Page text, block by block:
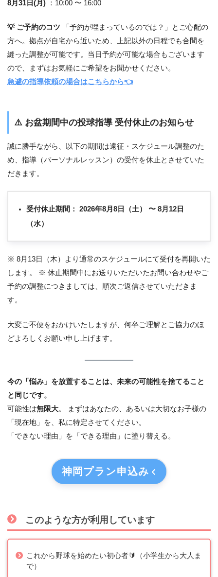
8月31日(月)
：10:00 〜 16:00
💡 ご予約のコツ 「予約が埋まっているのでは？」とご心配の
方へ。拠点が自宅から近いため、上記以外の日程でも合間を
縫った調整が可能です。当日予約が可能な場合もございます
ので、まずはお気軽にご希望をお聞かせください。
急遽の指導依頼の場合はこちらから👈
⚠️ お盆期間中の投球指導 受付休止のお知らせ
誠に勝手ながら、以下の期間は遠征・スケジュール調整のた
め、指導（パーソナルレッスン）の受付を休止とさせていた
だきます。
受付休止期間：
2026年8月8日（土） 〜 8月12日
（水）
※ 8月13日（木）より通常のスケジュールにて受付を再開いた
します。 ※ 休止期間中にお送りいただいたお問い合わせやご
予約の調整につきましては、順次ご返信させていただきま
す。
大変ご不便をおかけいたしますが、何卒ご理解とご協力のほ
どよろしくお願い申し上げます。
今の「悩み」を放置することは、未来の可能性を捨てること
と同じです。
可能性は無限大。 まずはあなたの、あるいは大切なお子様の
「現在地」を、私に特定させてください。
「できない理由」を「できる理由」に塗り替える。
神岡プラン申込み
このような方が利用しています
これから野球を始めたい初心者🔰（小学生から大人ま
で）